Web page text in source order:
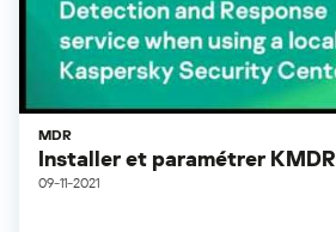
MDR
Installer et paramétrer
09-11-2021